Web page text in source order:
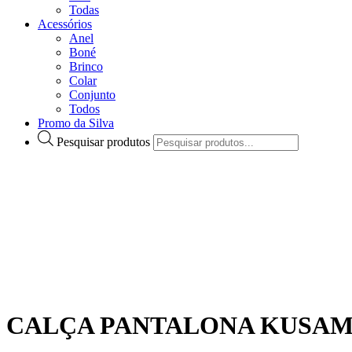
Todas
Acessórios
Anel
Boné
Brinco
Colar
Conjunto
Todos
Promo da Silva
Pesquisar produtos
CALÇA PANTALONA